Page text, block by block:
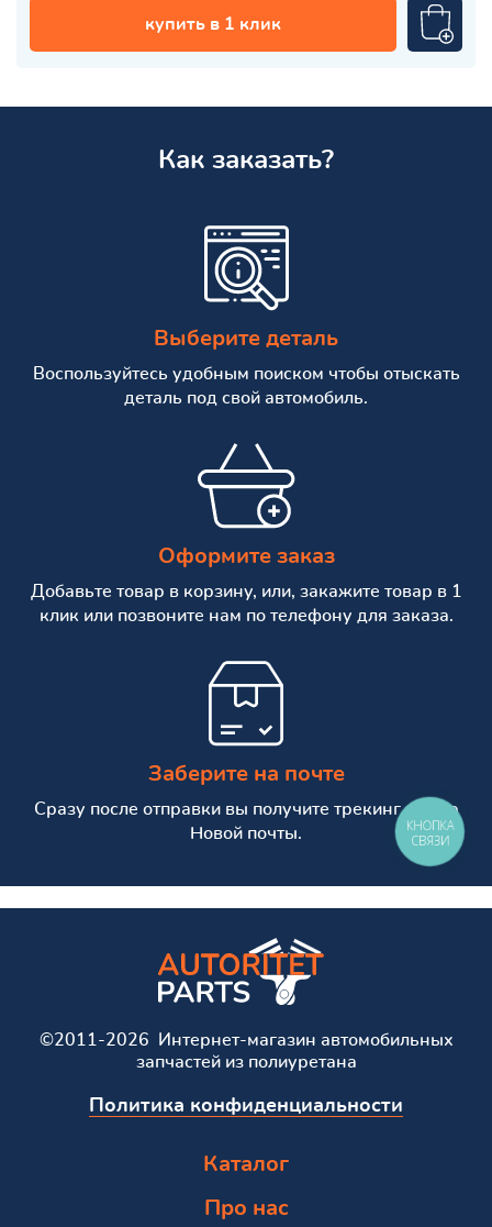
купить в 1 клик
Как заказать?
Выберите деталь
Воспользуйтесь удобным поиском чтобы отыскать
деталь под свой автомобиль.
Оформите заказ
Добавьте товар в корзину, или, закажите товар в 1
клик или позвоните нам по телефону для заказа.
Заберите на почте
Сразу после отправки вы получите трекинг номер
Новой почты.
©2011-2026 Интернет-магазин автомобильных
запчастей из полиуретана
Политика конфиденциальности
Каталог
Про нас
КНОПКА
СВЯЗИ